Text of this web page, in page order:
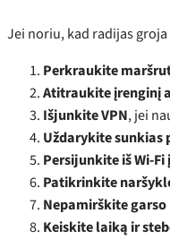
Jei noriu, kad radijas
Perkraukite
Atitraukite įrenginį
Išjunkite VPN, jei
Uždarykite sunkias
Persijunkite iš Wi‑Fi
Patikrinkite
Nepamirškite
Keiskite laiką ir